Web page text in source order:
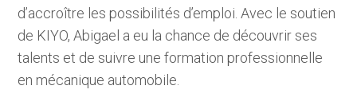
o
n
t
e
d’accroître les possibilités d’emploi. Avec le soutien
de KIYO, Abigael a eu la chance de découvrir ses
talents et de suivre une formation professionnelle
en mécanique automobile.